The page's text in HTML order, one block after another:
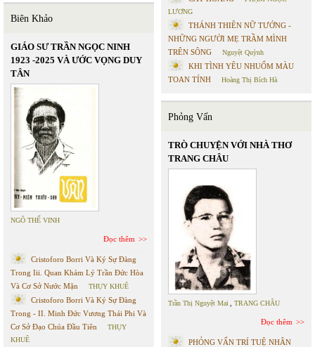
Biên Khảo
GIÁO SƯ TRẦN NGỌC NINH
1923 -2025 VÀ ƯỚC VỌNG DUY
TÂN
NGÔ THẾ VINH
Đọc thêm
Cristoforo Borri Và Ký Sự Đàng
Trong Iii. Quan Khám Lý Trần Đức Hòa
Và Cơ Sở Nước Mặn
THỤY KHUÊ
Cristoforo Borri Và Ký Sự Đàng
Trong - II. Minh Đức Vương Thái Phi Và
Cơ Sở Đạo Chúa Đầu Tiên
THỤY
KHUÊ
LƯƠNG
THÁNH THIÊN NỮ TƯỚNG -
NHỮNG NGƯỜI MẸ TRẦM MÌNH
TRÊN SÔNG
Nguyệt Quỳnh
KHI TÌNH YÊU NHUỐM MÀU
TOAN TÍNH
Hoàng Thị Bích Hà
Phỏng Vấn
TRÒ CHUYỆN VỚI NHÀ THƠ
TRANG CHÂU
Trần Thị Nguyệt Mai TRANG CHÂU
Đọc thêm
PHỎNG VẤN TRÍ TUỆ NHÂN